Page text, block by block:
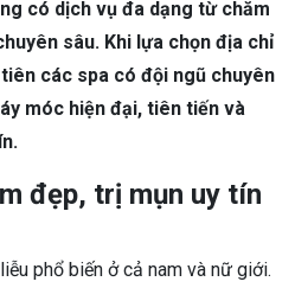
có dịch vụ đa dạng từ chăm
sâu. Khi lựa chọn địa chỉ
các spa có đội ngũ chuyên
móc hiện đại, tiên tiến và
đẹp, trị mụn uy tín
phổ biến ở cả nam và nữ giới.